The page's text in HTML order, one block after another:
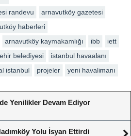
randevu
arnavutköy gazetesi
haberleri
arnavutköy kaymakamlığı ibb
iett
belediyesi
istanbul havaalanı
istanbul projeler yeni havalimanı
Yenilikler Devam Ediyor
Yolu İsyan Ettirdi